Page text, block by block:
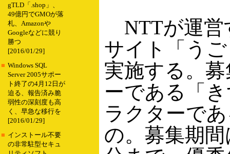
gTLD「.shop」、
49億円でGMOが落
札、Amazonや
Googleなどに競り
勝つ
[2016/01/29]
■ Windows SQL
Server 2005サポー
ト終了の4月12日が
迫る、報告済み脆
弱性の深刻度も高
く、早急な移行を
[2016/01/29]
■ インストール不要
の非常駐型セキュ
NTTが運営
サイト「う
実施する。
ーである「
ラクターで
の。募集期